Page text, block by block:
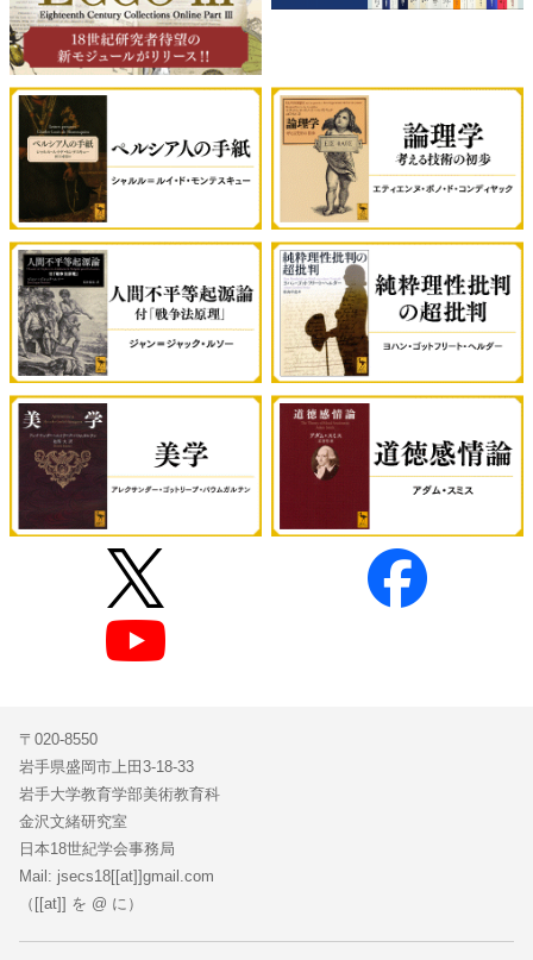
〒020-8550
岩手県盛岡市上田3-18-33
岩手大学教育学部美術教育科
金沢文緒研究室
日本18世紀学会事務局
Mail: jsecs18[[at]]gmail.com
（[[at]] を @ に）